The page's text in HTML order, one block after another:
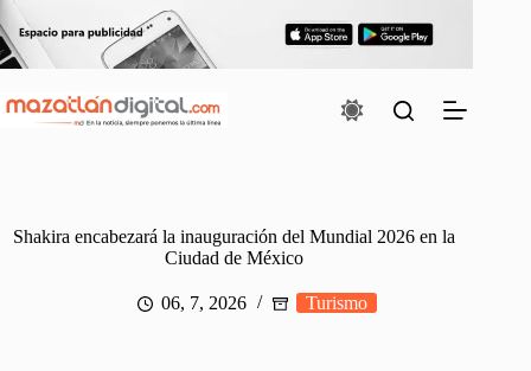
Saltar
al
contenido
Shakira encabezará la inauguración del Mundial 2026 en la
Ciudad de México
06, 7, 2026 Turismo